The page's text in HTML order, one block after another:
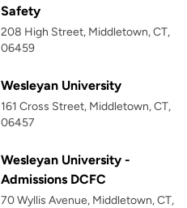
Safety
208 High Street, Middletown, CT,
06459
Wesleyan University
161 Cross Street, Middletown, CT,
06457
Wesleyan University -
Admissions DCFC
70 Wyllis Avenue, Middletown, CT,